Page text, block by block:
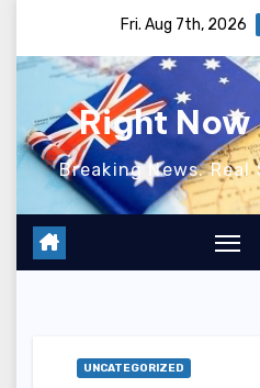
content
Fri. Aug 7th, 2026
Right
Breaking News. Real
UNCATEGORIZED